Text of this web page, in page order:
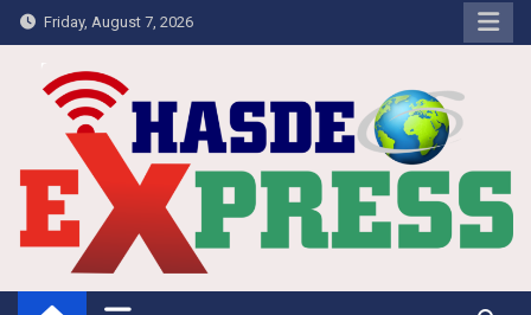
Skip
to
content
Friday, August 7, 2026
Hasdeo Express